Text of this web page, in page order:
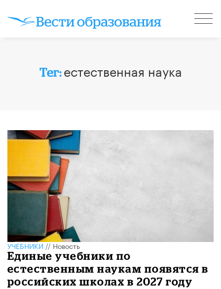
Тег:естественная наука
УЧЕБНИКИ//Новость
Единые учебники по
естественным наукам появятся в
российских школах в 2027 году